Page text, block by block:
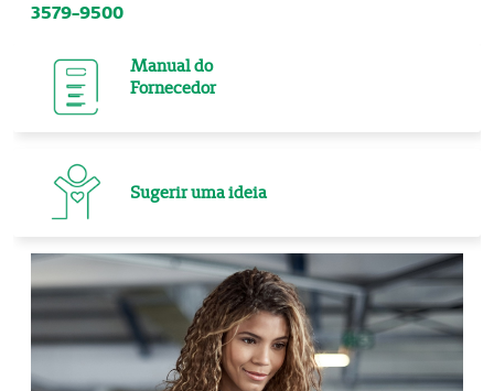
3579-9500
Manual do
Fornecedor
Sugerir uma ideia